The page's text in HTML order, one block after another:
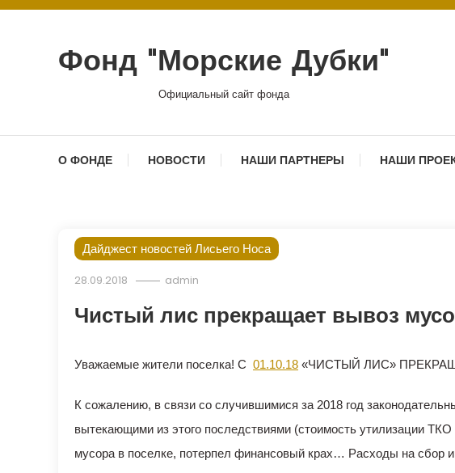
Перейти
содержимомуФонд "Морские Дубки"
Официальный сайт фонда
О ФОНДЕ НОВОСТИ НАШИ ПАРТНЕРЫ НАШИ
Дайджест новостей Лисьего Носа
28.09.2018 admin
Чистый лис прекращает вывоз
Уважаемые жители поселка! С 01.10.18 «ЧИСТЫЙ ЛИС»
К сожалению, в связи со случившимися за 2018 год
вытекающими из этого последствиями (стоимость утилизации
мусора в поселке, потерпел финансовый крах… Расходы на